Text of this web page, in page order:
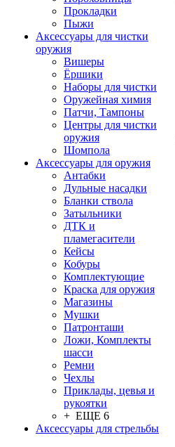
Прокладки
Пыжи
Аксессуары для чистки
оружия
Вишеры
Ёршики
Наборы для чистки
Оружейная химия
Патчи, Тампоны
Центры для чистки
оружия
Шомпола
Аксессуары для оружия
Антабки
Дульные насадки
Бланки ствола
Затыльники
ДТК и
пламегасители
Кейсы
Кобуры
Комплектующие
Краска для оружия
Магазины
Мушки
Патронташи
Ложи, Комплекты
шасси
Ремни
Чехлы
Приклады, цевья и
рукоятки
+ ЕЩЕ 6
Аксессуары для стрельбы